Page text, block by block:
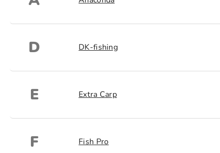
D DK-fishing
E Extra Carp
F Fish Pro